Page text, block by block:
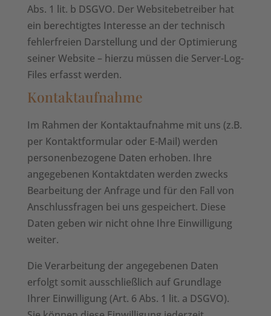
Abs. 1 lit. b DSGVO. Der Websitebetreiber hat
ein berechtigtes Interesse an der technisch
fehlerfreien Darstellung und der Optimierung
seiner Website – hierzu müssen die Server-Log-
Files erfasst werden.
Kontaktaufnahme
Im Rahmen der Kontaktaufnahme mit uns (z.B.
per Kontaktformular oder E-Mail) werden
personenbezogene Daten erhoben. Ihre
angegebenen Kontaktdaten werden zwecks
Bearbeitung der Anfrage und für den Fall von
Anschlussfragen bei uns gespeichert. Diese
Daten geben wir nicht ohne Ihre Einwilligung
weiter.
Die Verarbeitung der angegebenen Daten
erfolgt somit ausschließlich auf Grundlage
Ihrer Einwilligung (Art. 6 Abs. 1 lit. a DSGVO).